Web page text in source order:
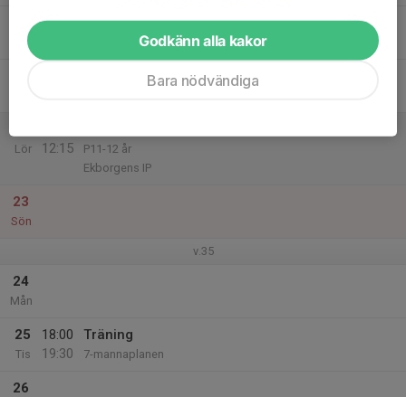
Tor
18:00
Träning
Öljevi 7-mannaplanen
Lör
12:15
P11-12 år
Ekborgens IP
23
Sön
v.35
24
Mån
25
Tis
18:00
19:30
Träning
7-mannaplanen
26
Godkänn alla kakor
Bara nödvändiga